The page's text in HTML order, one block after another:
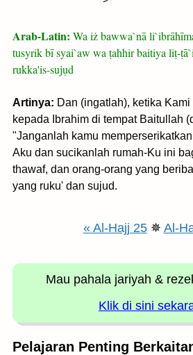
Arab-Latin: Wa iż bawwa`nā
tusyrik bī syai`aw wa ṭahhir baitiya liṭ-
rukka'is-sujụd
Artinya: Dan (ingatlah), ketika
kepada Ibrahim di tempat Baitullah
"Janganlah kamu
Aku dan sucikanlah rumah-Ku ini
thawaf, dan orang-orang yang
yang ruku' dan sujud.
« Al-Hajj 25✵ Al-
Mau pahala jariyah &
Klik di sini
Pelajaran Penting